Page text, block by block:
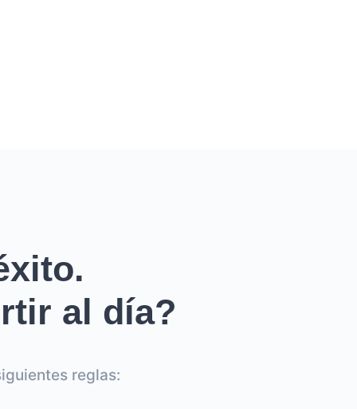
al día?
reglas: